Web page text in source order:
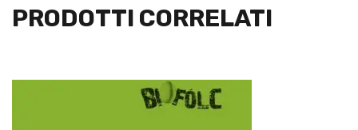
PRODOTTI CORRELATI